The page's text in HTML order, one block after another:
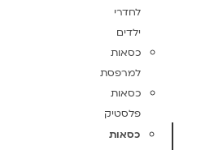
לחדרי
ילדים
כסאות
למרפסת
כסאות
פלסטיק
כסאות